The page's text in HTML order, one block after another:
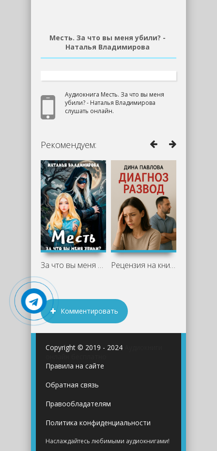
Месть. За что вы меня убили? -
Наталья Владимирова
Аудиокнига Месть. За что вы меня
убили? - Наталья Владимирова
слушать онлайн.
Рекомендуем:
За что вы меня убили? - Наталья Рецензия на книгу "Диагноз развод" -
Комментировать
Copyright © 2019 - 2024
Правила на сайте
Обратная связь
Правообладателям
Политика конфиденциальности
Наслаждайтесь любимыми аудиокнигами!